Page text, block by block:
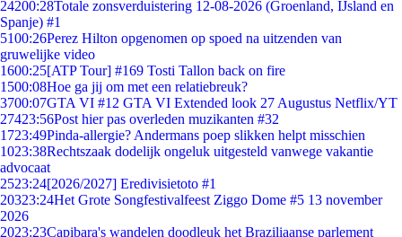
24200:28Totale zonsverduistering 12-08-2026 (Groenland, IJsland en
Spanje) #1
5100:26Perez Hilton opgenomen op spoed na uitzenden van
gruwelijke video
1600:25[ATP Tour] #169 Tosti Tallon back on fire
1500:08Hoe ga jij om met een relatiebreuk?
3700:07GTA VI #12 GTA VI Extended look 27 Augustus Netflix/YT
27423:56Post hier pas overleden muzikanten #32
1723:49Pinda-allergie? Andermans poep slikken helpt misschien
1023:38Rechtszaak dodelijk ongeluk uitgesteld vanwege vakantie
advocaat
2523:24[2026/2027] Eredivisietoto #1
20323:24Het Grote Songfestivalfeest Ziggo Dome #5 13 november
2026
2023:23Capibara's wandelen doodleuk het Braziliaanse parlement